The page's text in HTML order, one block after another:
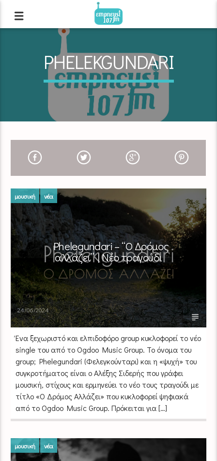
PHELEKGUNDARI
μουσική νέα
Phelegundari – “Ο Δρόμος
αλλάζει” | Νέο τραγούδι
24/06/2024
Ένα ξεχωριστό και ελπιδοφόρο group κυκλοφορεί το νέο
single του από το Ogdoo Music Group. Το όνομα του
group; Phelegundari (Φελεγκούνταρι) και η «ψυχή» του
συγκροτήματος είναι ο Αλέξης Σιδερής που γράφει
μουσική, στίχους και ερμηνεύει το νέο τους τραγούδι με
τίτλο «Ο Δρόμος Αλλάζει» που κυκλοφορεί ψηφιακά
από το Ogdoo Music Group. Πρόκειται για […]
μουσική νέα